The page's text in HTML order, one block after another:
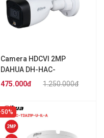
Camera HDCVI 2MP
DAHUA DH-HAC-
HFW1239CP-IL-A1.250.000đ
475.000đ
50%